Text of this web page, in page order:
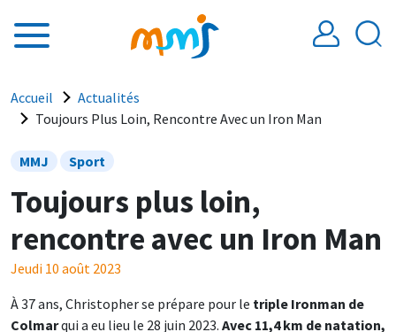
Fil d'Ariane
Accueil
Actualités
Toujours Plus Loin, Rencontre Avec un Iron Man
MMJ Sport
Toujours plus loin,
rencontre avec un Iron Man
Jeudi 10 août 2023
À 37 ans, Christopher se prépare pour le triple Ironman de
Colmarqui a eu lieu le 28 juin 2023. Avec 11,4 km de natation,